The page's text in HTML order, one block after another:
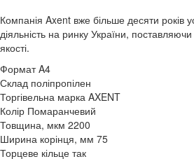
Компанія Axent вже більше десяти років
діяльність на ринку України, поставляючи
якості.
Формат A4
Склад поліпропілен
Торгівельна марка AXENT
Колір Помаранчевий
Товщина, мкм 2200
Ширина корінця, мм 75
Торцеве кільце так